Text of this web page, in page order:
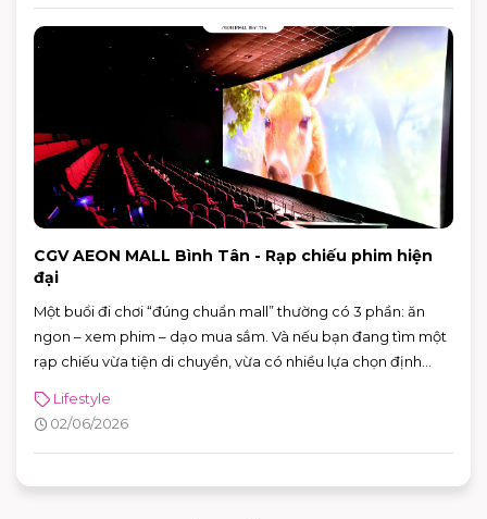
CGV AEON MALL Bình Tân - Rạp chiếu phim hiện
đại
Một buổi đi chơi “đúng chuẩn mall” thường có 3 phần: ăn
ngon – xem phim – dạo mua sắm. Và nếu bạn đang tìm một
rạp chiếu vừa tiện di chuyển, vừa có nhiều lựa chọn định
AEON MALL Bình Tân là điểm đến rất phù hợp cho cả gia
đình, nhóm bạn lẫn các buổi hẹn hò cuối tuần.
Lifestyle
02/06/2026